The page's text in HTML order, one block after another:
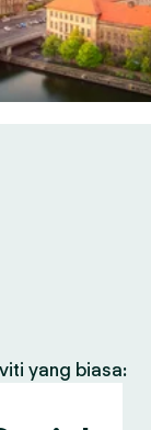
yang biasa: